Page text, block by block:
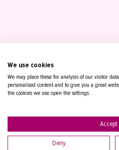
Tampereen Aikuiskoulutuskeskus
PL 15, 33821 Tampere
Vaihde03 2361 111
We use cookies
We may place these for analysis of our visitor
personalised content and to give you a great
the cookies we use open the settings.
Accept
Deny